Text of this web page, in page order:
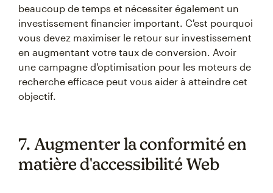
beaucoup de temps et nécessiter également un
investissement financier important. C'est pourquoi
vous devez maximiser le retour sur investissement
en augmentant votre taux de conversion. Avoir
une campagne d'optimisation pour les moteurs de
recherche efficace peut vous aider à atteindre cet
objectif.
7. Augmenter la conformité en
matière d'accessibilité Web